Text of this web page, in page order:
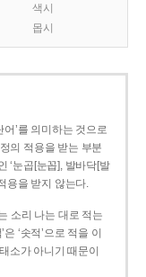
색시
몹시
어’를 의미하는 것으로
의 적용을 받는 부분
‘눈곱[눈꼽], 발바닥[발
용을 받지 않는다.
소리 나는 대로 적는
‘솟적’으로 적을 이
소가 아니기 때문이